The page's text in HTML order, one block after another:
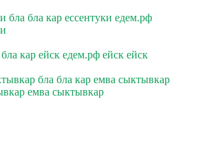
бла бла кар ессентуки едем.рф
кар ейск едем.рф ейск ейск
бла бла кар емва сыктывкар
емва сыктывкар